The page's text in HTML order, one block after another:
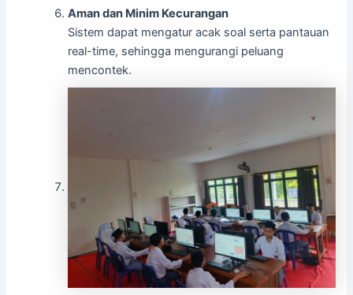
Aman dan Minim Kecurangan
Sistem dapat mengatur acak soal serta pantauan
real-time, sehingga mengurangi peluang
mencontek.